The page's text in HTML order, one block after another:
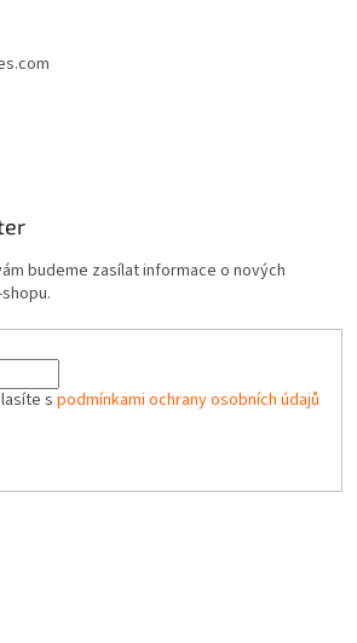
budeme zasílat informace o nových
s podmínkami ochrany osobních údajů